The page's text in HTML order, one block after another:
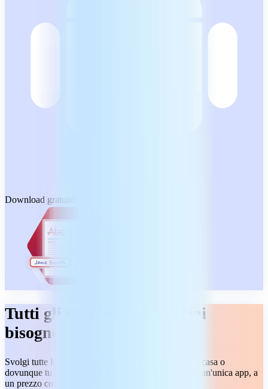
Download gratuito
Tutti gli strumenti di cui hai
bisogno
Svolgi tutte le operazioni PDF dall'inizio alla fine, a casa o
dovunque tu sia. Trovi tanti strumenti organizzati in un'unica app, a
un prezzo conveniente.